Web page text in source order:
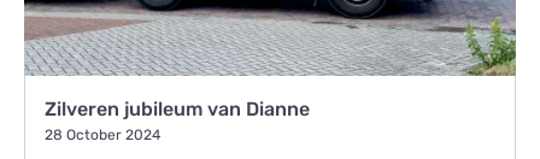
Zilveren jubileum van Dianne
28 October 2024